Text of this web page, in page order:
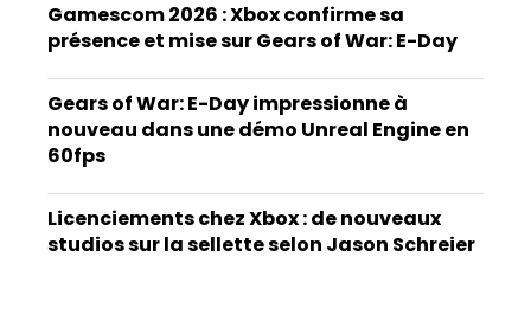
Gamescom 2026 : Xbox confirme sa
présence et mise sur Gears of War: E-Day
Gears of War: E-Day impressionne à
nouveau dans une démo Unreal Engine en
60fps
Licenciements chez Xbox : de nouveaux
studios sur la sellette selon Jason Schreier